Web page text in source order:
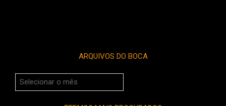
ARQUIVOS DO BOCA
Arquivos
do